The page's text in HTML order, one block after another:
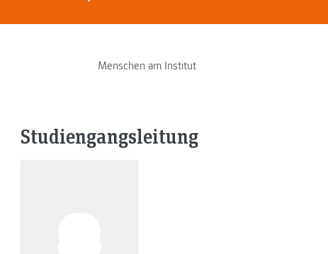
Menschen am Institut
Studiengangsleitung